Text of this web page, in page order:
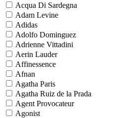
Acqua Di Sardegna
Adam Levine
Adidas
Adolfo Dominguez
Adrienne Vittadini
Aerin Lauder
Affinessence
Afnan
Agatha Paris
Agatha Ruiz de la Prada
Agent Provocateur
Agonist